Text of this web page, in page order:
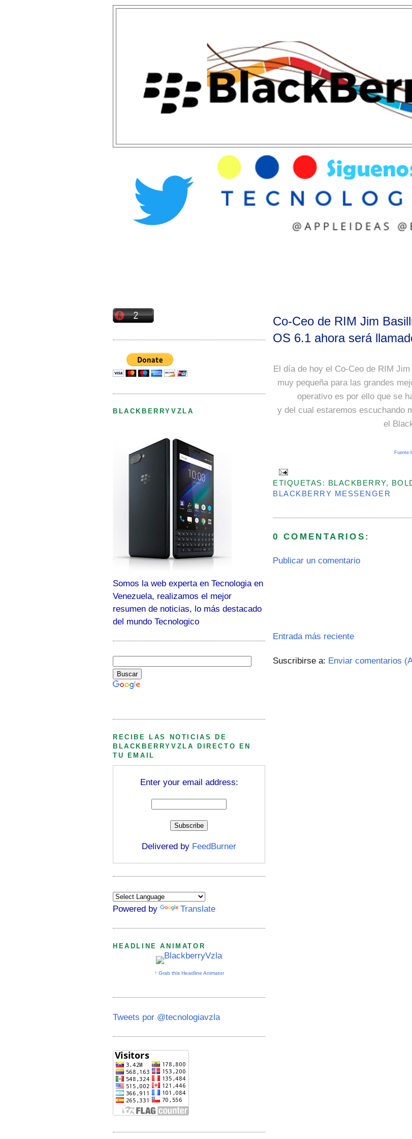
Co-Ceo de RIM Jim
OS 6.1 ahora será
El día de hoy el Co-Ceo de RIM
muy pequeña para las grandes
operativo es por ello que se
y del cual estaremos escuchando
el
ETIQUETAS: BLACKBERRY,
BLACKBERRY MESSENGER
0 COMENTARIOS:
Publicar un comentario
Entrada más reciente
Suscribirse a: Enviar comentarios
BLACKBERRYVZLA
Somos la web experta en Tecnologia en
Venezuela, realizamos el mejor
resumen de noticias, lo más destacado
del mundo Tecnologico
RECIBE LAS NOTICIAS DE
BLACKBERRYVZLA DIRECTO EN
TU EMAIL
Enter your email address:
Delivered by FeedBurner
Powered by Translate
HEADLINE ANIMATOR
↑ Grab this Headline Animator
Tweets por @tecnologiavzla